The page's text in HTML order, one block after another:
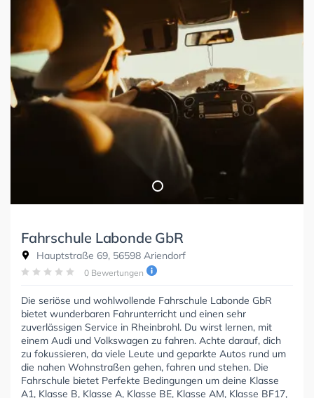
Fahrschule Labonde GbR
Hauptstraße 69, 56598 Ariendorf
0 Bewertungen
Die seriöse und wohlwollende Fahrschule Labonde GbR
bietet wunderbaren Fahrunterricht und einen sehr
zuverlässigen Service in Rheinbrohl. Du wirst lernen, mit
einem Audi und Volkswagen zu fahren. Achte darauf, dich
zu fokussieren, da viele Leute und geparkte Autos rund um
die nahen Wohnstraßen gehen, fahren und stehen. Die
Fahrschule bietet Perfekte Bedingungen um deine Klasse
A1, Klasse B, Klasse A, Klasse BE, Klasse AM, Klasse BF17,